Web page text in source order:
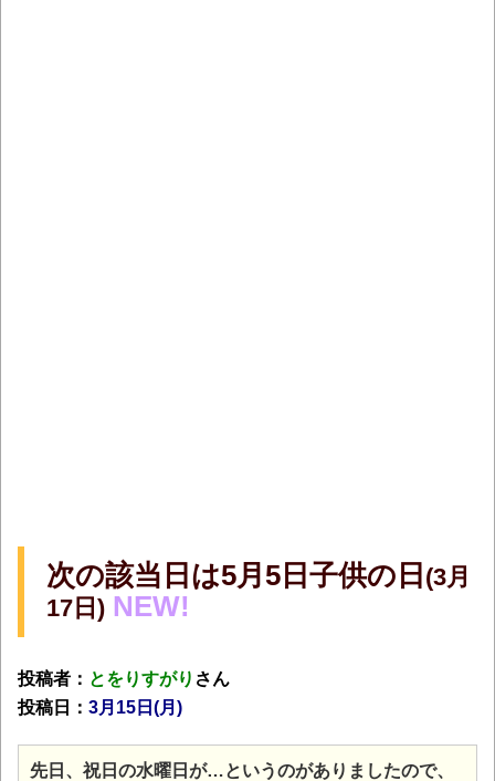
次の該当日は5月5日子供の日 (3月
17日) NEW!
投稿者： とをりすがり さん
投稿日： 3月15日(月 )
先日、祝日の水曜日が…というのがありましたので、